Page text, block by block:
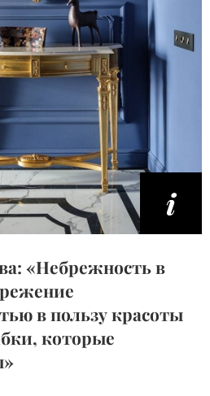
«Небрежность в
в пользу красоты
которые